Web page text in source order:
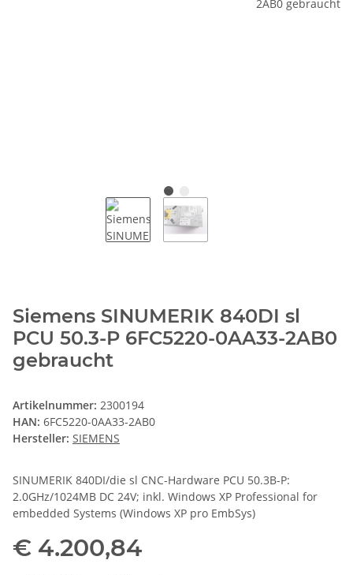
Siemens SINUMERIK 840DI sl
PCU 50.3-P 6FC5220-0AA33-2AB0
gebraucht
Artikelnummer: 2300194
HAN: 6FC5220-0AA33-2AB0
Hersteller: SIEMENS
SINUMERIK 840DI/die sl CNC-Hardware PCU 50.3B-P:
2.0GHz/1024MB DC 24V; inkl. Windows XP Professional for
embedded Systems (Windows XP pro EmbSys)
€ 4.200,84